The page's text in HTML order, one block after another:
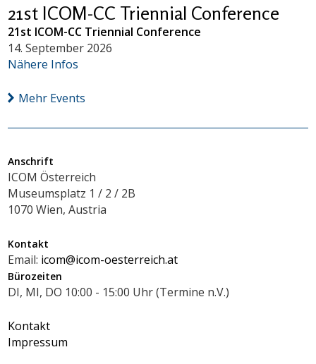
21st ICOM-CC Triennial Conference
21st ICOM-CC Triennial Conference
14. September 2026
Nähere Infos
Mehr Events
Anschrift
ICOM Österreich
Museumsplatz 1 / 2 / 2B
1070 Wien, Austria
Kontakt
Email: icom@icom-oesterreich.at
Bürozeiten
DI, MI, DO 10:00 - 15:00 Uhr (Termine n.V.)
Kontakt
Impressum